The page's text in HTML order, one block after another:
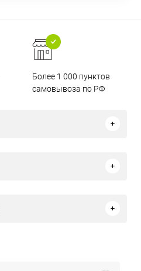
Более 1 000 пунктов
самовывоза по РФ